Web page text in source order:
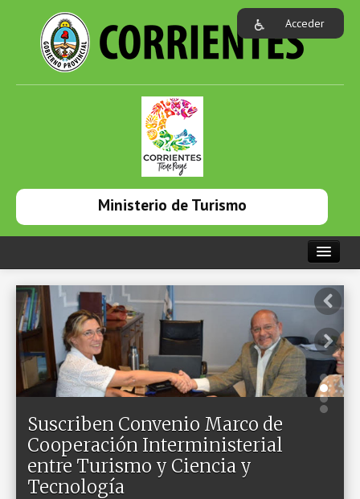
Acceder
Ministerio de Turismo
INSTITUCIONAL
NOTICIAS
PRESTACIONES
MANUAL DE IDENTIDAD GRÁFICA
Suscriben Convenio Marco de
Cooperación Interministerial
entre Turismo y Ciencia y
Tecnología